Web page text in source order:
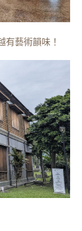
有藝術韻味！